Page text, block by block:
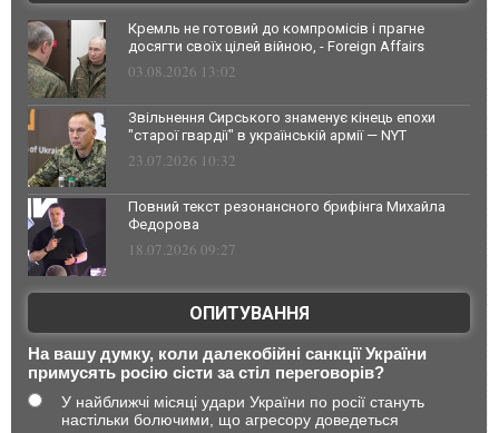
Кремль не готовий до компромісів і прагне
досягти своїх цілей війною, - Foreign Affairs
03.08.2026 13:02
Звільнення Сирського знаменує кінець епохи
"старої гвардії" в українській армії — NYT
23.07.2026 10:32
Повний текст резонансного брифінга Михайла
Федорова
18.07.2026 09:27
ОПИТУВАННЯ
На вашу думку, коли далекобійні санкції України
примусять росію сісти за стіл переговорів?
У найближчі місяці удари України по росії стануть
настільки болючими, що агресору доведеться